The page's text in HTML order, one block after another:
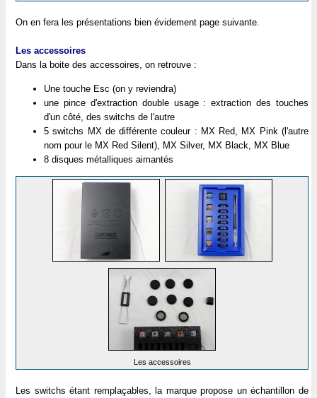
On en fera les présentations bien évidement page suivante.
Les accessoires
Dans la boite des accessoires, on retrouve :
Une touche Esc (on y reviendra)
une pince d'extraction double usage : extraction des touches
d'un côté, des switchs de l'autre
5 switchs MX de différente couleur : MX Red, MX Pink (l'autre
nom pour le MX Red Silent), MX Silver, MX Black, MX Blue
8 disques métalliques aimantés
Les accessoires
Les switchs étant remplaçables, la marque propose un échantillon de